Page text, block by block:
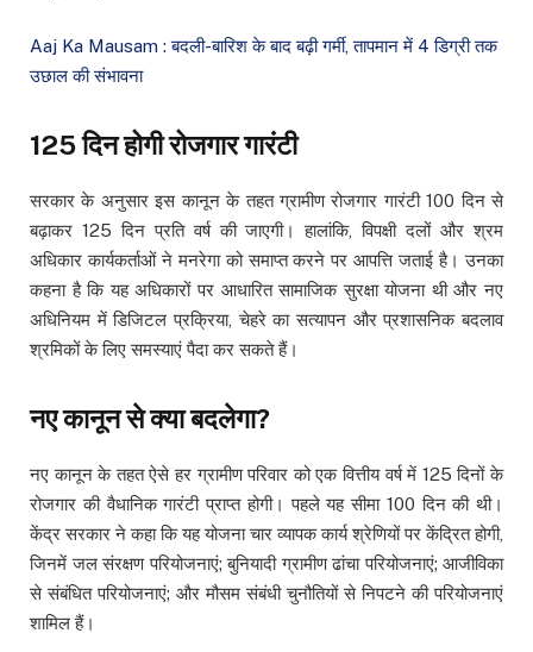
Aaj Ka Mausam : बदली-बारिश के बाद बढ़ी गर्मी, तापमान में 4 डिग्री तक
उछाल की संभावना
125 दिन होगी रोजगार गारंटी
सरकार के अनुसार इस कानून के तहत ग्रामीण रोजगार गारंटी 100 दिन से
बढ़ाकर 125 दिन प्रति वर्ष की जाएगी। हालांकि, विपक्षी दलों और श्रम
अधिकार कार्यकर्ताओं ने मनरेगा को समाप्त करने पर आपत्ति जताई है। उनका
कहना है कि यह अधिकारों पर आधारित सामाजिक सुरक्षा योजना थी और नए
अधिनियम में डिजिटल प्रक्रिया, चेहरे का सत्यापन और प्रशासनिक बदलाव
श्रमिकों के लिए समस्याएं पैदा कर सकते हैं।
नए कानून से क्या बदलेगा?
नए कानून के तहत ऐसे हर ग्रामीण परिवार को एक वित्तीय वर्ष में 125 दिनों के
रोजगार की वैधानिक गारंटी प्राप्त होगी। पहले यह सीमा 100 दिन की थी।
केंद्र सरकार ने कहा कि यह योजना चार व्यापक कार्य श्रेणियों पर केंद्रित होगी,
जिनमें जल संरक्षण परियोजनाएं; बुनियादी ग्रामीण ढांचा परियोजनाएं; आजीविका
से संबंधित परियोजनाएं; और मौसम संबंधी चुनौतियों से निपटने की परियोजनाएं
शामिल हैं।